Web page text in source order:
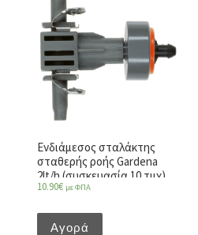
Ενδιάμεσος σταλάκτης
σταθερής ροής Gardena
2lt/h (συσκευασία 10 τμχ)
10.90€ με ΦΠΑ
Αγορά